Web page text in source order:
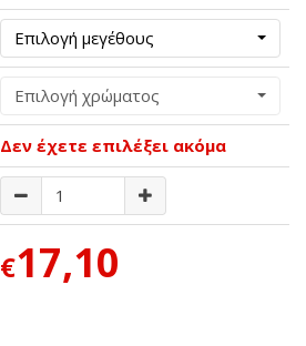
Επιλογή μεγέθους
Επιλογή χρώματος
Δεν έχετε επιλέξει ακόμα
€17,10